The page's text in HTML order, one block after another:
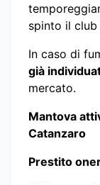
spinto il club
In caso di
già
mercato.
Mantova
Catanzaro
Prestito